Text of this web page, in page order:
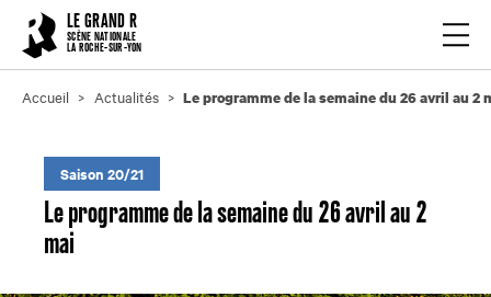
LE GRAND R
SCÈNE NATIONALE
LA ROCHE-SUR-YON
Accueil Actualités Le programme de la semaine du 26 avril au 2
Saison 20/21
Le programme de la semaine du 26 avril au 2
mai
Cookies management panel